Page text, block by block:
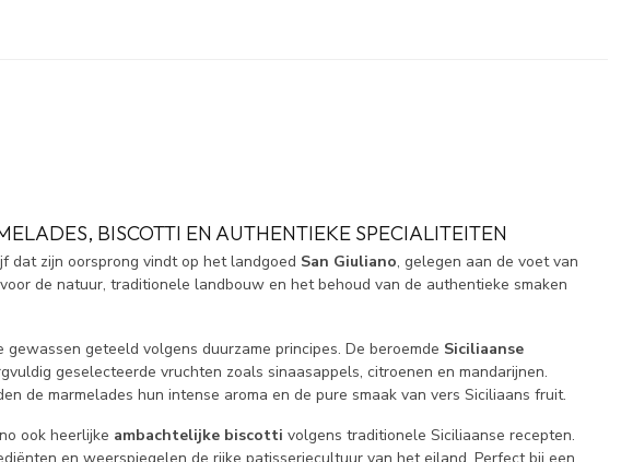
BISCOTTI EN AUTHENTIEKE SPECIALITEITEN
dat zijn oorsprong vindt op het landgoed San Giuliano, gelegen aan de voet van
de natuur, traditionele landbouw en het behoud van de authentieke smaken
geteeld volgens duurzame principes. De beroemde Siciliaanse
geselecteerde vruchten zoals sinaasappels, citroenen en mandarijnen.
de marmelades hun intense aroma en de pure smaak van vers Siciliaans fruit.
ook heerlijke ambachtelijke biscotti volgens traditionele Siciliaanse recepten.